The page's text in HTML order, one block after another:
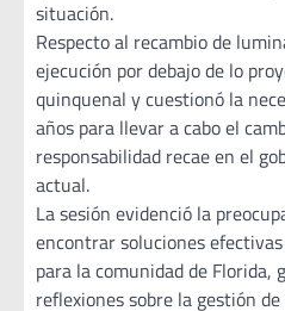
situación.
Respecto al recambio de
ejecución por debajo de lo
quinquenal y cuestionó la
años para llevar a cabo el
responsabilidad recae en el
actual.
La sesión evidenció la
encontrar soluciones
para la comunidad de Florida,
reflexiones sobre la gestión